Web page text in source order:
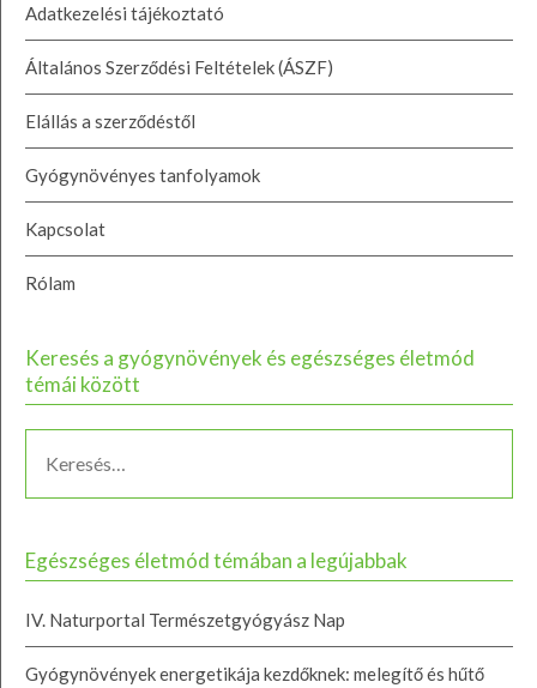
Adatkezelési tájékoztató
Általános Szerződési Feltételek (ÁSZF)
Elállás a szerződéstől
Gyógynövényes tanfolyamok
Kapcsolat
Rólam
Keresés a gyógynövények és egészséges életmód
témái között
Egészséges életmód témában a legújabbak
IV. Naturportal Természetgyógyász Nap
Gyógynövények energetikája kezdőknek: melegítő és hűtő